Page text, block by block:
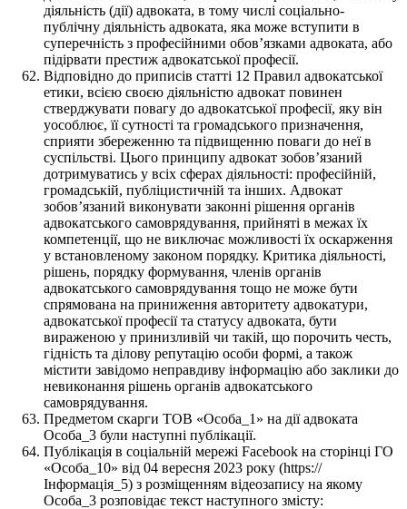
діяльність (дії) адвоката, в тому числі соціально-
публічну діяльність адвоката, яка може вступити в
суперечність з професійними обов’язками адвоката, або
підірвати престиж адвокатської професії.
Відповідно до приписів статті 12 Правил адвокатської
етики, всією своєю діяльністю адвокат повинен
стверджувати повагу до адвокатської професії, яку він
уособлює, її сутності та громадського призначення,
сприяти збереженню та підвищенню поваги до неї в
суспільстві. Цього принципу адвокат зобов’язаний
дотримуватись у всіх сферах діяльності: професійній,
громадській, публіцистичній та інших. Адвокат
зобов’язаний виконувати законні рішення органів
адвокатського самоврядування, прийняті в межах їх
компетенції, що не виключає можливості їх оскарження
у встановленому законом порядку. Критика діяльності,
рішень, порядку формування, членів органів
адвокатського самоврядування тощо не може бути
спрямована на приниження авторитету адвокатури,
адвокатської професії та статусу адвоката, бути
вираженою у принизливій чи такій, що порочить честь,
гідність та ділову репутацію особи формі, а також
містити завідомо неправдиву інформацію або заклики до
невиконання рішень органів адвокатського
самоврядування.
Предметом скарги ТОВ «Особа_1» на дії адвоката
Особа_3 були наступні публікації.
Публікація в соціальній мережі Facebook на сторінці ГО
«Особа_10» від 04 вересня 2023 року (https://
Інформація_5) з розміщенням відеозапису на якому
Особа_3 розповідає текст наступного змісту: